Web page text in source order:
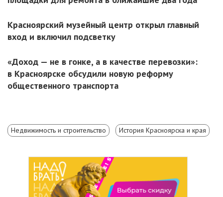
Красноярский музейный центр открыл главный
вход и включил подсветку
«Доход — не в гонке, а в качестве перевозки»:
в Красноярске обсудили новую реформу
общественного транспорта
Недвижимость и строительство История Красноярска и края